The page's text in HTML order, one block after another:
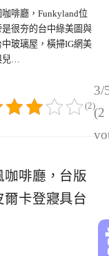
啡廳，Funkyland位
很夯的台中綠美圖與
玻璃屋，橫掃IG網美
…
3/
(2
(2)
啡廳，台版
卡登寢具台